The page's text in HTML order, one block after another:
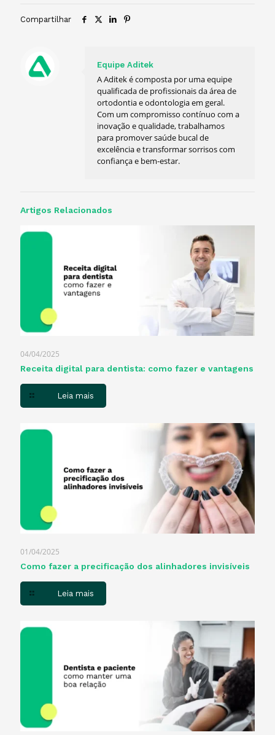
Compartilhar
Equipe Aditek
A Aditek é composta por uma equipe
qualificada de profissionais da área de
ortodontia e odontologia em geral.
Com um compromisso contínuo com a
inovação e qualidade, trabalhamos
para promover saúde bucal de
excelência e transformar sorrisos com
confiança e bem-estar.
Artigos Relacionados
04/04/2025
Receita digital para dentista​: como fazer e vantagens
Leia mais
01/04/2025
Como fazer a precificação dos alinhadores invisíveis
Leia mais